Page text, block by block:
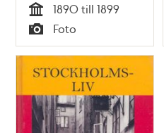
Tid
1890 till 1899
Typ
Foto